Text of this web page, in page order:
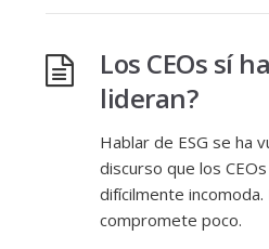
Los CEOs sí
lideran?
Hablar de ESG se ha
discurso que los
difícilmente
compromete poco.